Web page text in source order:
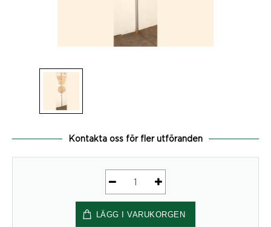
Kontakta oss för fler utföranden
Klädhängare
Klädesholmen,
KH620
LÄGG I VARUKORGEN